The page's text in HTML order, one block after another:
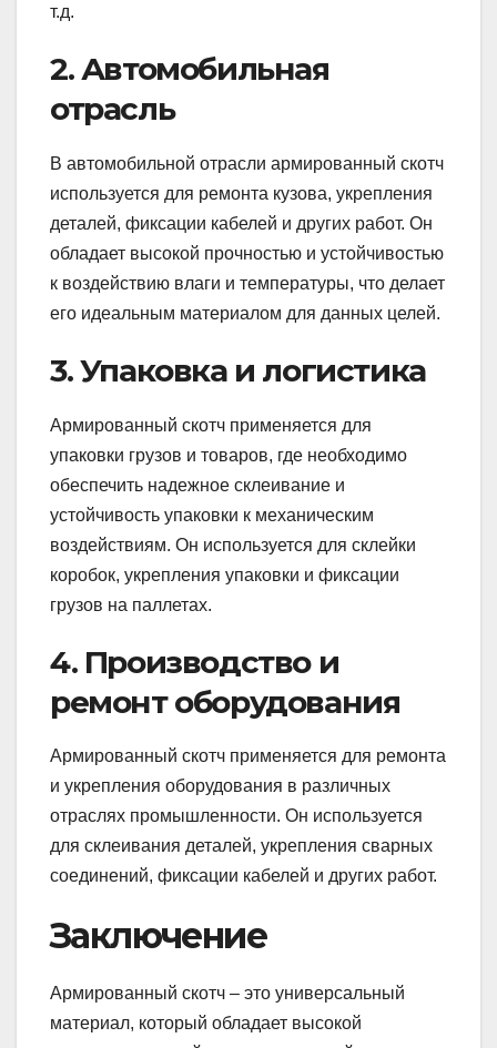
т.д.
2. Автомобильная
отрасль
В автомобильной отрасли армированный скотч
используется для ремонта кузова, укрепления
деталей, фиксации кабелей и других работ. Он
обладает высокой прочностью и устойчивостью
к воздействию влаги и температуры, что делает
его идеальным материалом для данных целей.
3. Упаковка и логистика
Армированный скотч применяется для
упаковки грузов и товаров, где необходимо
обеспечить надежное склеивание и
устойчивость упаковки к механическим
воздействиям. Он используется для склейки
коробок, укрепления упаковки и фиксации
грузов на паллетах.
4. Производство и
ремонт оборудования
Армированный скотч применяется для ремонта
и укрепления оборудования в различных
отраслях промышленности. Он используется
для склеивания деталей, укрепления сварных
соединений, фиксации кабелей и других работ.
Заключение
Армированный скотч – это универсальный
материал, который обладает высокой